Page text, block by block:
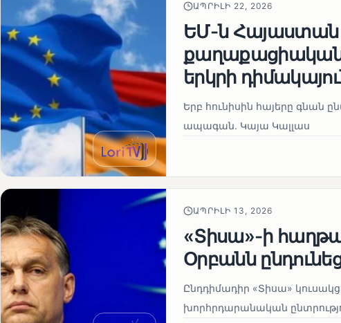
ԱՊՐԻԼԻ 22, 2026
ԵՄ-ն Հայաստան
քաղաքացիական
երկրի
Երբ հունիսին հայերը գնան
ապագան. Կայա Կալլաս
ԱՊՐԻԼԻ 13, 2026
«Տիսա»-ի
Օրբանն
Ընդդիմադիր «Տիսա»
խորհրդարանական